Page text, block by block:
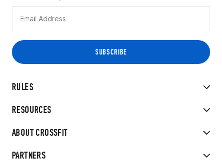
RULES
RESOURCES
ABOUT CROSSFIT
PARTNERS